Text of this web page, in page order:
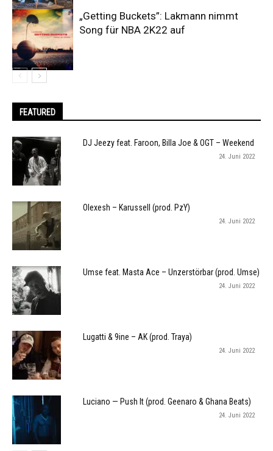
„Getting Buckets”: Lakmann nimmt
Song für NBA 2K22 auf
FEATURED
DJ Jeezy feat. Faroon, Billa Joe & OGT – Weekend
24. Juni 2022
Olexesh – Karussell (prod. PzY)
24. Juni 2022
Umse feat. Masta Ace – Unzerstörbar (prod. Umse)
24. Juni 2022
Lugatti & 9ine – AK (prod. Traya)
24. Juni 2022
Luciano — Push It (prod. Geenaro & Ghana Beats)
24. Juni 2022